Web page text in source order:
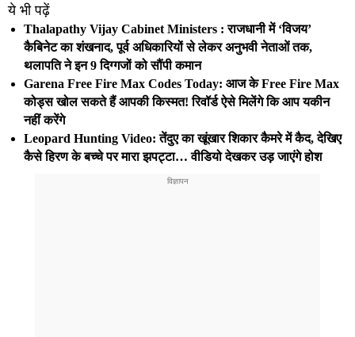
ये भी पढ़ें
Thalapathy Vijay Cabinet Ministers : राजधानी में ‘विजय’
कैबिनेट का शंखनाद, पूर्व अधिकारियों से लेकर अनुभवी नेताओं तक,
थलापति ने इन 9 दिग्गजों को सौंपी कमान
Garena Free Fire Max Codes Today: आज के Free Fire Max
कोड्स खोल सकते हैं आपकी किस्मत! रिवॉर्ड ऐसे मिलेंगे कि आप यकीन
नहीं करेंगे
Leopard Hunting Video: तेंदुए का खूंखार शिकार कैमरे में कैद, देखिए
कैसे हिरण के बच्चे पर मारा झपट्टा… वीडियो देखकर उड़ जाएंगे होश